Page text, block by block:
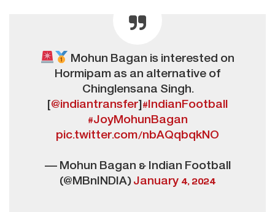
Mohun Bagan is interested on
Hormipam as an alternative of
Chinglensana Singh.
[@indiantransfer] #IndianFootball
#JoyMohunBagan
pic.twitter.com/nbAQqbqkNO
— Mohun Bagan & Indian Football
(@MBnINDIA)January 4, 2024